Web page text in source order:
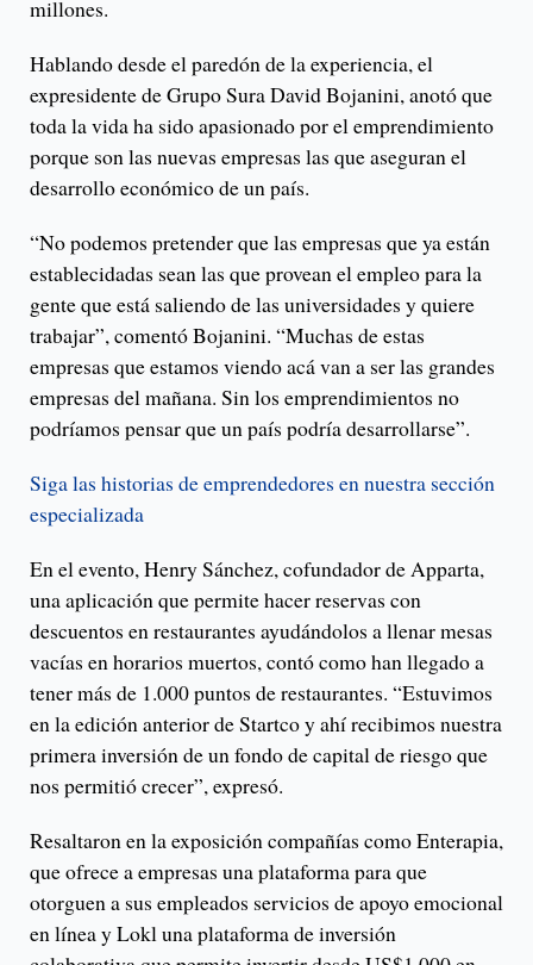
millones.
Hablando desde el paredón de la experiencia, el
expresidente de Grupo Sura David Bojanini, anotó que
toda la vida ha sido apasionado por el emprendimiento
porque son las nuevas empresas las que aseguran el
desarrollo económico de un país.
“No podemos pretender que las empresas que ya están
establecidadas sean las que provean el empleo para la
gente que está saliendo de las universidades y quiere
trabajar”, comentó Bojanini. “Muchas de estas
empresas que estamos viendo acá van a ser las grandes
empresas del mañana. Sin los emprendimientos no
podríamos pensar que un país podría desarrollarse”.
Siga las historias de emprendedores en nuestra sección
especializada
En el evento, Henry Sánchez, cofundador de Apparta,
una aplicación que permite hacer reservas con
descuentos en restaurantes ayudándolos a llenar mesas
vacías en horarios muertos, contó como han llegado a
tener más de 1.000 puntos de restaurantes. “Estuvimos
en la edición anterior de Startco y ahí recibimos nuestra
primera inversión de un fondo de capital de riesgo que
nos permitió crecer”, expresó.
Resaltaron en la exposición compañías como Enterapia,
que ofrece a empresas una plataforma para que
otorguen a sus empleados servicios de apoyo emocional
en línea y Lokl una plataforma de inversión